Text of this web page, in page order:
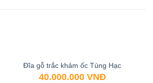
Đĩa gỗ trắc khảm ốc Tùng Hạc
40.000.000VNĐ